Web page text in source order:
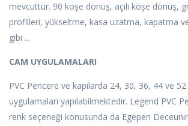
mevcuttur. 90 köşe dönüş, açılı köşe dönüş,
profilleri, yükseltme, kasa uzatma, kapatma
gibi ...
CAM UYGULAMALARI
PVC Pencere ve kapılarda 24, 30, 36, 44 ve 52
uygulamaları yapılabilmektedir. Legend PVC
renk seçeneği konusunda da Egepen